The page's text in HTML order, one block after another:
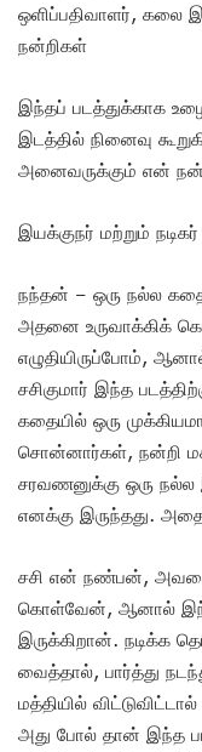
ஒளிப்பதிவாளர், கலை
நன்றிகள்
இந்தப் படத்துக்காக
இடத்தில் நினைவு
அனைவருக்கும் என்
இயக்குநர் மற்றும்
நந்தன் – ஒரு நல்ல
அதனை உருவாக்கிக்
எழுதியிருப்போம்,
சசிகுமார் இந்த
கதையில் ஒரு
சொன்னார்கள், நன்றி
சரவணனுக்கு ஒரு
எனக்கு இருந்தது.
சசி என் நண்பன்,
கொள்வேன், ஆனால்
இருக்கிறான். நடிக்க
வைத்தால், பார்த்து
மத்தியில்
அது போல் தான் இந்த